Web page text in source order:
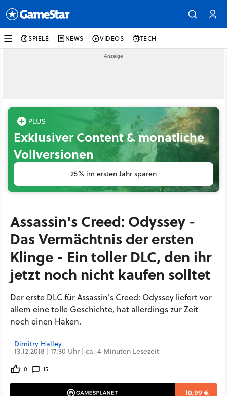
SPIELE NEWS VIDEOS TECH
Exklusiver Content & monatliche
Vollversionen
25% im ersten Jahr sparen
Assassin's Creed: Odyssey -
Das Vermächtnis der ersten
Klinge - Ein toller DLC, den ihr
jetzt noch nicht kaufen solltet
Der erste DLC für Assassin's Creed: Odyssey liefert vor
allem eine tolle Geschichte, hat allerdings zur Zeit
noch einen Haken.
Dimitry Halley
13.12.2018 | 17:30 Uhr | ca. 4 Minuten Lesezeit
0 15
10,99 €